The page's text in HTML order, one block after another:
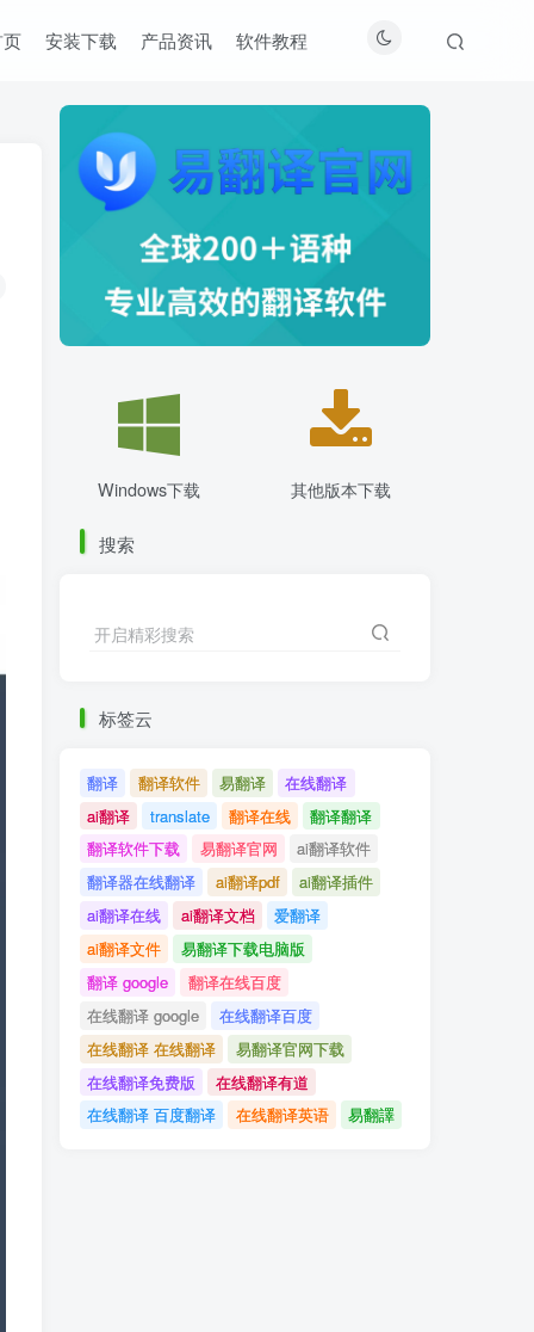
安装下载 产品资讯 软件教程
Windows下载 其他版本下载
搜索
开启精彩搜索
标签云
翻译 翻译软件 易翻译
在线翻译
ai翻译
translate 翻译在线
翻译翻译
翻译软件下载
易翻译官网
ai翻译软件
翻译器在线翻译
ai翻译pdf
ai翻译插件
ai翻译在线
ai翻译文档
爱翻译
ai翻译文件
易翻译下载电脑版
翻译 google
翻译在线百度
在线翻译 google
在线翻译百度
在线翻译 在线翻译
易翻译官网下载
在线翻译免费版
在线翻译有道
在线翻译 百度翻译
在线翻译英语 易翻譯